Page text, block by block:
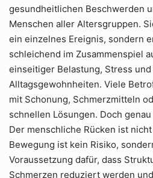
gesundheitlichen Beschwerden
Menschen aller Altersgruppen.
ein einzelnes Ereignis, sondern
schleichend im Zusammenspiel
einseitiger Belastung, Stress
Alltagsgewohnheiten. Viele
mit Schonung, Schmerzmitteln
schnellen Lösungen. Doch
Der menschliche Rücken ist
Bewegung ist kein Risiko,
Voraussetzung dafür, dass
Schmerzen reduziert werden